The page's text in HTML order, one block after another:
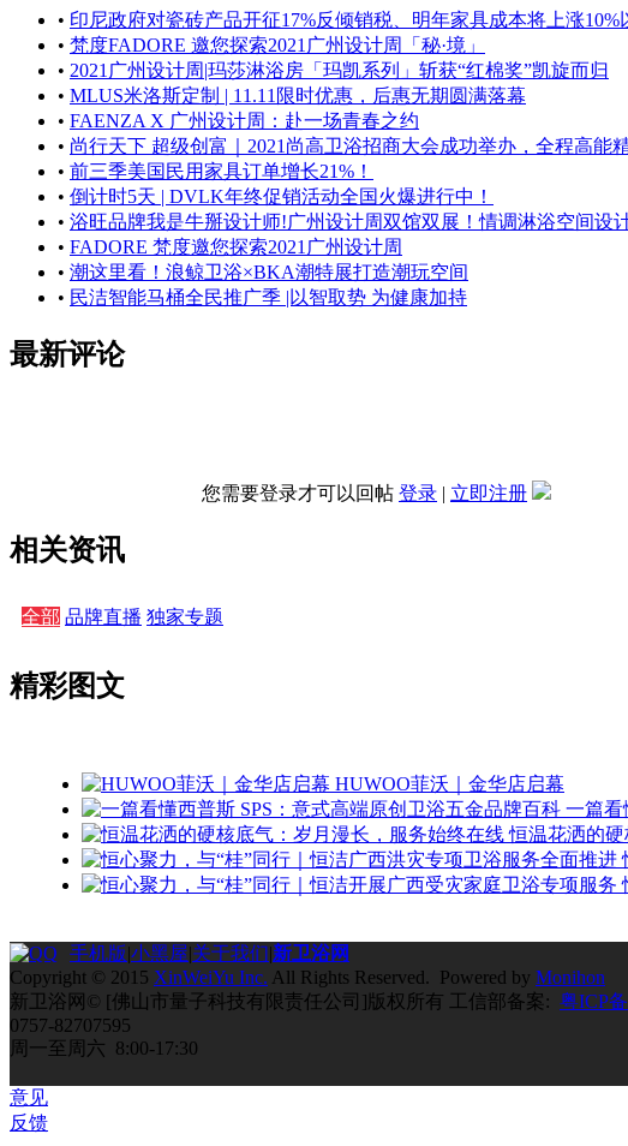
• 印尼政府对瓷砖产品开征17%反倾销税、明年家具成本将上涨10%
• 梵度FADORE 邀您探索2021广州设计周「秘·境」
• 2021广州设计周|玛莎淋浴房「玛凯系列」斩获“红棉奖”凯旋而归
• MLUS米洛斯定制 | 11.11限时优惠，后惠无期圆满落幕
• FAENZA X 广州设计周：赴一场青春之约
• 尚行天下 超级创富｜2021尚高卫浴招商大会成功举办，全程高能
• 前三季美国民用家具订单增长21%！
• 倒计时5天 | DVLK年终促销活动全国火爆进行中！
• 浴旺品牌我是牛掰设计师!广州设计周双馆双展！情调淋浴空间设
• FADORE 梵度邀您探索2021广州设计周
• 潮这里看！浪鲸卫浴×BKA潮特展打造潮玩空间
• 民洁智能马桶全民推广季 |以智取势 为健康加持
最新评论
您需要登录才可以回帖 登录 | 立即注册
相关资讯
全部 品牌直播 独家专题
精彩图文
HUWOO菲沃｜金华店启幕
一篇看
恒温花洒的
手机版|小黑屋|关于我们|新卫浴网
Copyright © 2015 XinWeiYu Inc. All Rights Reserved. Powered by Monihon
新卫浴网© [佛山市量子科技有限责任公司]版权所有 工信部备案: 粤ICP
0757-82707595
周一至周六 8:00-17:30
意见
反馈